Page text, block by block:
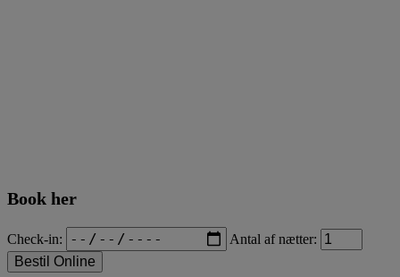
Book her
Check-in:
Antal af nætter:
Bestil Online